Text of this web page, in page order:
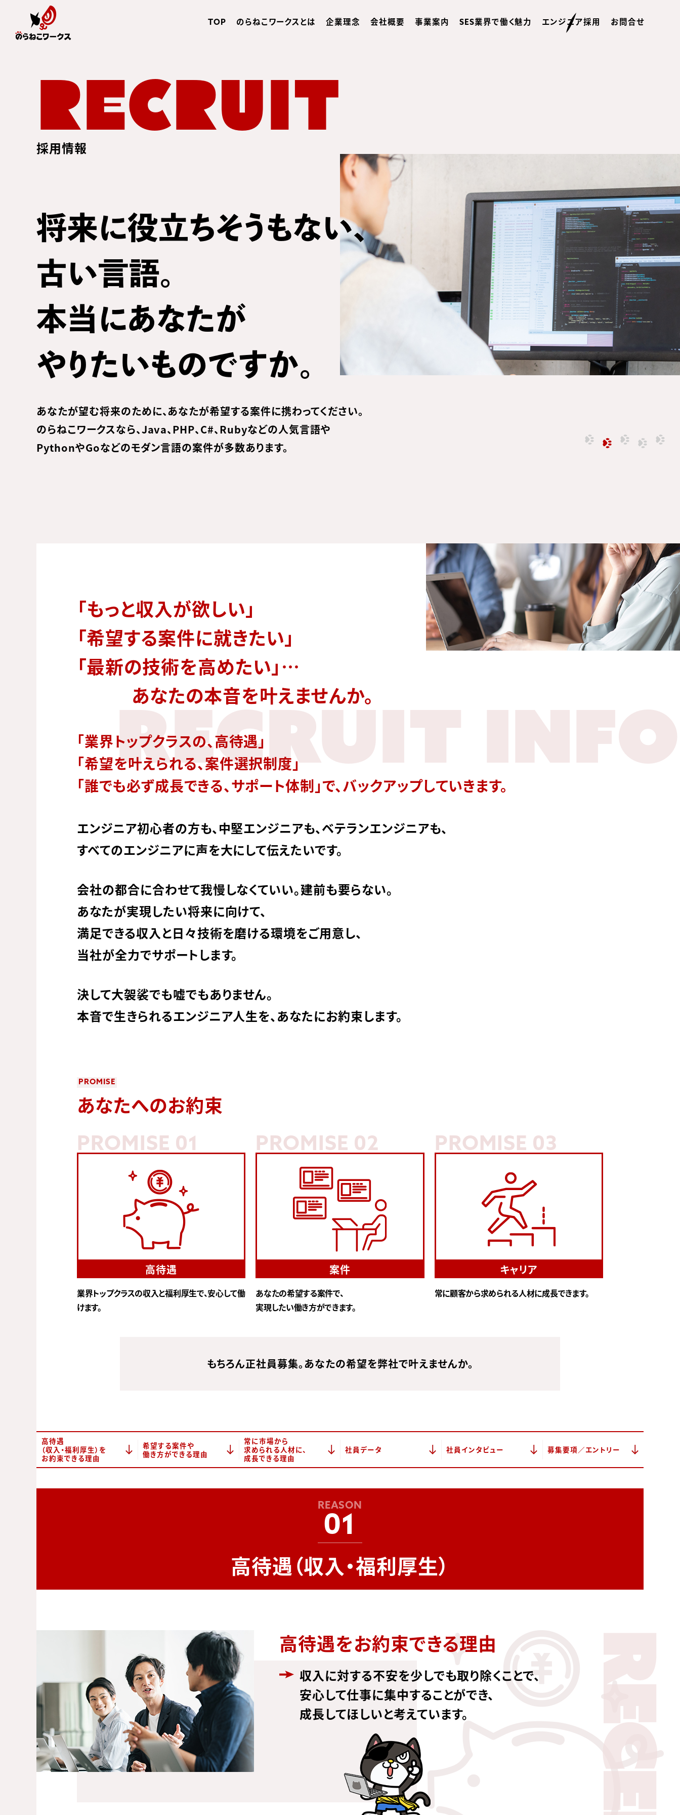
TOP のらねこワークスとは 企業理念 会社概要 事業案内 SES業界で働く魅力 エンジニア採用 お問合せ
RECRUIT
採用情報
将来に役立ちそうもない、
古い言語。
本当にあなたが
やりたいものですか。
あなたが望む将来のために、あなたが希望する案件に携わってください。
のらねこワークスなら、Java、PHP、C#、Rubyなどの人気言語や
PythonやGoなどのモダン言語の案件が多数あります。
「もっと収入が欲しい」
「希望する案件に就きたい」
「最新の技術を高めたい」…
あなたの本音を叶えませんか。
「業界トップクラスの、高待遇」
「希望を叶えられる、案件選択制度」
「誰でも必ず成長できる、サポート体制」で、バックアップしていきます。
エンジニア初心者の方も、中堅エンジニアも、ベテランエンジニアも、
すべてのエンジニアに声を大にして伝えたいです。
会社の都合に合わせて我慢しなくていい。建前も要らない。
あなたが実現したい将来に向けて、
満足できる収入と日々技術を磨ける環境をご用意し、
当社が全力でサポートします。
決して大袈裟でも嘘でもありません。
本音で生きられるエンジニア人生を、あなたにお約束します。
RECRUIT INFO
PROMISE
あなたへのお約束
PROMISE 01
高待遇
業界トップクラスの収入と福利厚生で、安心して働
けます。
PROMISE 02
案件
あなたの希望する案件で、
実現したい働き方ができます。
PROMISE 03
キャリア
常に顧客から求められる人材に成長できます。
もちろん正社員募集。あなたの希望を弊社で叶えませんか。
高待遇
（収入・福利厚生）を
お約束できる理由
希望する案件や
働き方ができる理由
常に市場から
求められる人材に、
成長できる理由
社員データ 社員インタビュー 募集要項／エントリー
REASON
01
高待遇（収入・福利厚生）
高待遇をお約束できる理由
収入に対する不安を少しでも取り除くことで、
安心して仕事に集中することができ、
成長してほしいと考えています。